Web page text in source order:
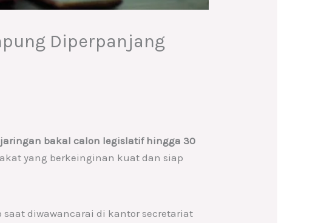
Diperpanjang
bakal calon legislatif hingga 30
yang berkeinginan kuat dan siap
saat diwawancarai di kantor secretariat